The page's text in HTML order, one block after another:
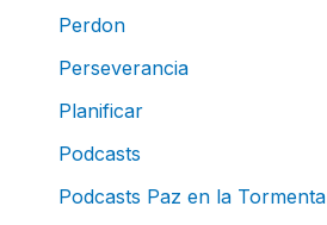
Perdon
Perseverancia
Planificar
Podcasts
Podcasts Paz en la Tormenta